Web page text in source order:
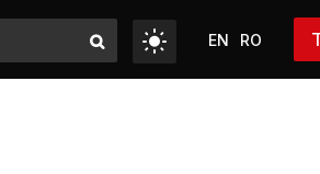
EN RO